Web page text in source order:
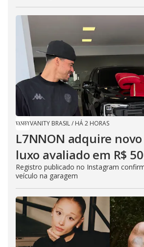
VANITY BRASIL/ HÁ 2 HORAS
L7NNON adquire
luxo avaliado em R$
Registro publicado no Instagram
veículo na garagem